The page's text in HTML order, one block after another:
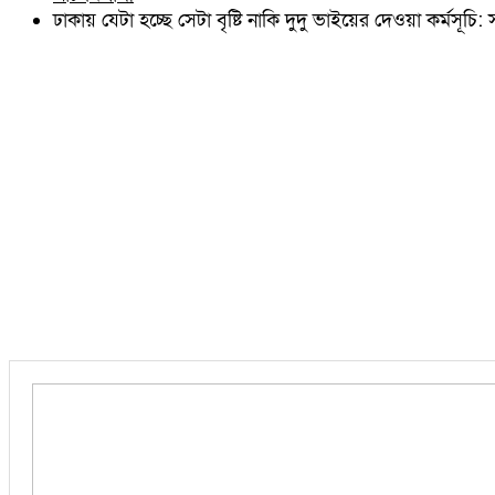
নাঙ্গলকোট
ঢাকায় যেটা হচ্ছে সেটা বৃষ্টি নাকি দুদু ভাইয়ের দেওয়া কর্মসূচি: